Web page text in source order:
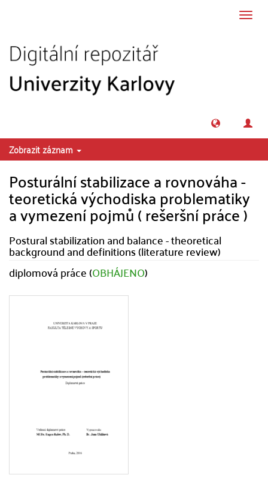
Zobrazit záznam
Posturální stabilizace a rovnováha -
teoretická východiska problematiky
a vymezení pojmů ( rešeršní práce )
Postural stabilization and balance - theoretical
background and definitions (literature review)
diplomová práce (OBHÁJENO)